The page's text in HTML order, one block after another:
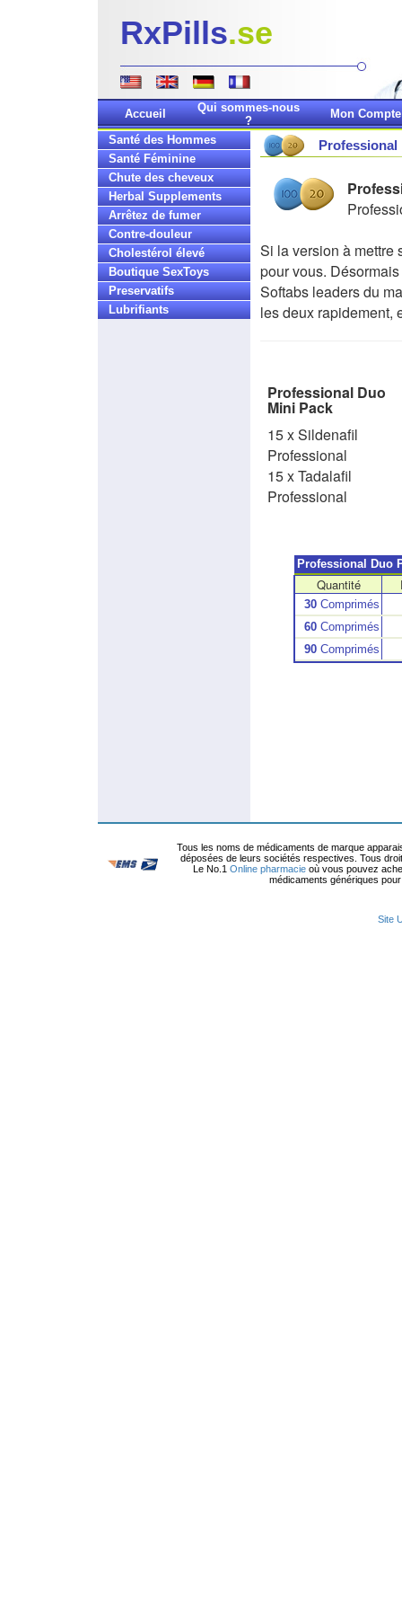
RxPills.se
Accueil
Qui sommes-nous
?
Mon Compte
Santé des Hommes
Santé Féminine
Chute des cheveux
Herbal Supplements
Arrêtez de fumer
Contre-douleur
Cholestérol élevé
Boutique SexToys
Preservatifs
Lubrifiants
Professional
Si la version à mettre
pour vous.
Softabs leaders du
les deux rapidement,
Professional Duo
Mini Pack
15 x Sildenafil
Professional
15 x Tadalafil
Professional
Professional Duo
Quantité
30 Comprimés
60 Comprimés
90 Comprimés
Tous les noms de médicaments de marque
déposées de leurs sociétés respectives. Tous
Le No.1 Online pharmacieoù vous pouvez
médicaments génériques
Site